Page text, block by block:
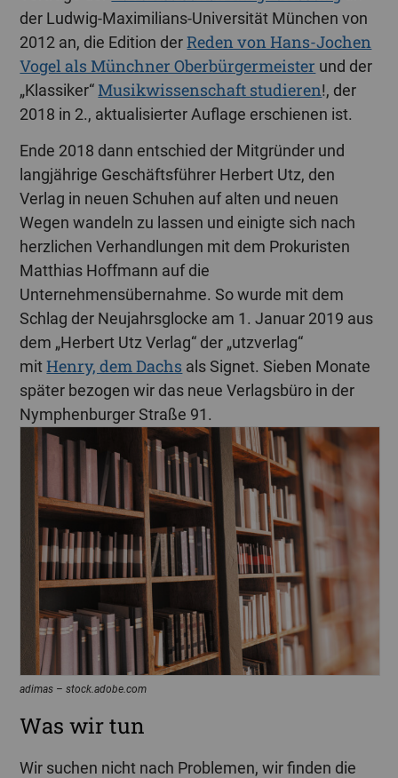
der Ludwig-Maximilians-Universität München von
2012 an, die Edition derReden von Hans-Jochen
Vogel als Münchner Oberbürgermeister und der
„Klassiker“ Musikwissenschaft studieren!, der
2018 in 2., aktualisierter Auflage erschienen ist.
Ende 2018 dann entschied der Mitgründer und
langjährige Geschäftsführer Herbert Utz, den
Verlag in neuen Schuhen auf alten und neuen
Wegen wandeln zu lassen und einigte sich nach
herzlichen Verhandlungen mit dem Prokuristen
Matthias Hoffmann auf die
Unternehmensübernahme. So wurde mit dem
Schlag der Neujahrsglocke am 1. Januar 2019 aus
dem „Herbert Utz Verlag“ der „utzverlag“
mitHenry, dem Dachs als Signet. Sieben Monate
später bezogen wir das neue Verlagsbüro in der
Nymphenburger Straße 91.
adimas – stock.adobe.com
Was wir tun
Wir suchen nicht nach Problemen, wir finden die